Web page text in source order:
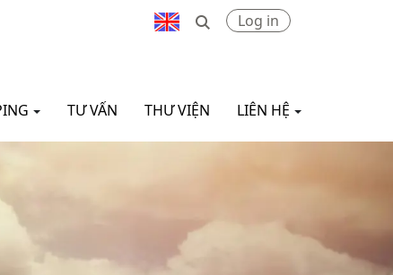
Log in
TƯ VẤN THƯ VIỆN LIÊN HỆ